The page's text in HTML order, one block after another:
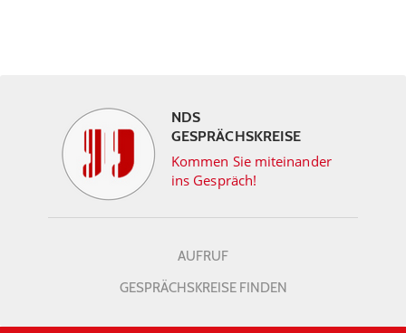
NDS
GESPRÄCHSKREISE
Kommen Sie miteinander
ins Gespräch!
AUFRUF
GESPRÄCHSKREISE FINDEN